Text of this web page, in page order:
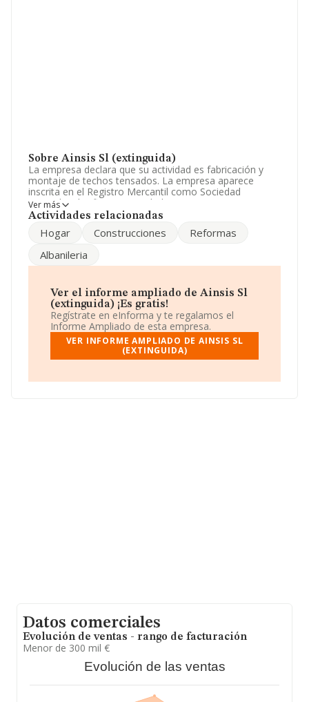
Sobre Ainsis Sl (extinguida)
La empresa declara que su actividad es fabricación y
montaje de techos tensados. La empresa aparece
inscrita en el Registro Mercantil como Sociedad
Limitada. Clasifica su actividad CNAE como 'Otras
actividades de construcción especializada n.c.o.p.',
mercados exteriores.
Es posible ponerse en contacto con la empresa a través
del teléfono 916683281 y su email esainsi@ainsi.com.
La empresaAinsis S.L (extinguida)
tiene domicilio fiscal en Calle Del Guadiana núm. 39,
(28840), Mejorada Del Campo, Madrid.
En base a la información de la que dispone INFORMA
sobre 41.135 compañías, a nivel nacional la facturación
de facturación de ventas entre todas las compañías
Ver más
Actividades relacionadas
Hogar Construcciones
Reformas
Albanileria
Ver el informe ampliado de Ainsis Sl
(extinguida) ¡Es gratis!
Regístrate en eInforma y te regalamos el
Informe Ampliado de esta empresa.
VER INFORME AMPLIADO DE AINSIS SL
(EXTINGUIDA)
Datos comerciales
Evolución de ventas - rango de facturación
Menor de 300 mil €
Evolución de las ventas